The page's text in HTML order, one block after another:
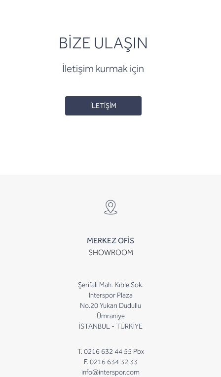
BİZE ULAŞIN
İletişim kurmak için
İLETİŞİM
MERKEZ OFİS
SHOWROOM
Şerifali Mah. Kıble Sok.
Interspor Plaza
No.20 Yukarı Dudullu
Ümraniye
İSTANBUL - TÜRKİYE
T. 0216 632 44 55 Pbx
F. 0216 634 32 33
info@interspor.com